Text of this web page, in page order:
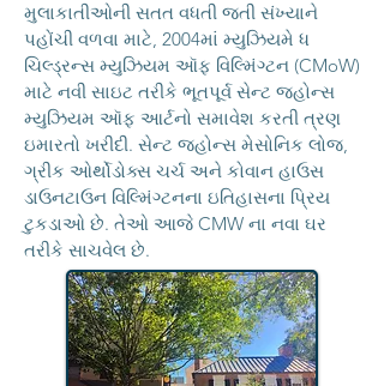
મુલાકાતીઓની સતત વધતી જતી સંખ્યાને
પહોંચી વળવા માટે, 2004માં મ્યુઝિયમે ધ
ચિલ્ડ્રન્સ મ્યુઝિયમ ઑફ વિલ્મિંગ્ટન (CMoW)
માટે નવી સાઇટ તરીકે ભૂતપૂર્વ સેન્ટ જ્હોન્સ
મ્યુઝિયમ ઑફ આર્ટનો સમાવેશ કરતી ત્રણ
ઇમારતો ખરીદી. સેન્ટ જ્હોન્સ મેસોનિક લોજ,
ગ્રીક ઓર્થોડોક્સ ચર્ચ અને કોવાન હાઉસ
ડાઉનટાઉન વિલ્મિંગ્ટનના ઇતિહાસના પ્રિય
ટુકડાઓ છે. તેઓ આજે CMW ના નવા ઘર
તરીકે સાચવેલ છે.